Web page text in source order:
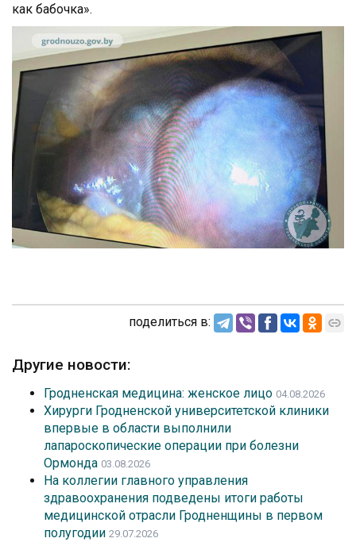
как бабочка».
поделиться в:
Другие новости:
Гродненская медицина: женское лицо 04.08.2026
Хирурги Гродненской университетской клиники
впервые в области выполнили
лапароскопические операции при болезни
Ормонда 03.08.2026
На коллегии главного управления
здравоохранения подведены итоги работы
медицинской отрасли Гродненщины в первом
полугодии 29.07.2026